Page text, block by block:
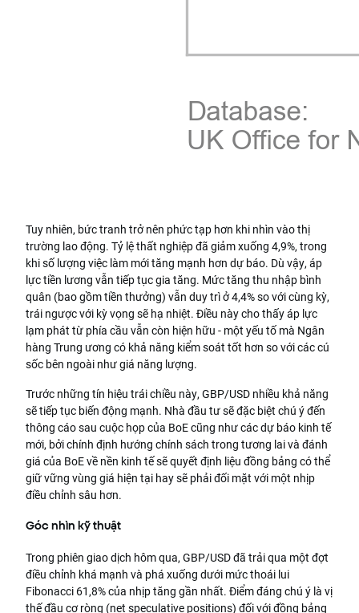
Tuy nhiên, bức tranh trở nên phức tạp hơn khi nhìn vào thị
trường lao động. Tỷ lệ thất nghiệp đã giảm xuống 4,9%, trong
khi số lượng việc làm mới tăng mạnh hơn dự báo. Dù vậy, áp
lực tiền lương vẫn tiếp tục gia tăng. Mức tăng thu nhập bình
quân (bao gồm tiền thưởng) vẫn duy trì ở 4,4% so với cùng kỳ,
trái ngược với kỳ vọng sẽ hạ nhiệt. Điều này cho thấy áp lực
lạm phát từ phía cầu vẫn còn hiện hữu - một yếu tố mà Ngân
hàng Trung ương có khả năng kiểm soát tốt hơn so với các cú
sốc bên ngoài như giá năng lượng.
Trước những tín hiệu trái chiều này, GBP/USD nhiều khả năng
sẽ tiếp tục biến động mạnh. Nhà đầu tư sẽ đặc biệt chú ý đến
thông cáo sau cuộc họp của BoE cũng như các dự báo kinh tế
mới, bởi chính định hướng chính sách trong tương lai và đánh
giá của BoE về nền kinh tế sẽ quyết định liệu đồng bảng có thể
giữ vững vùng giá hiện tại hay sẽ phải đối mặt với một nhịp
điều chỉnh sâu hơn.
Góc nhìn kỹ thuật
Trong phiên giao dịch hôm qua, GBP/USD đã trải qua một đợt
điều chỉnh khá mạnh và phá xuống dưới mức thoái lui
Fibonacci 61,8% của nhịp tăng gần nhất. Điểm đáng chú ý là vị
thế đầu cơ ròng (net speculative positions) đối với đồng bảng